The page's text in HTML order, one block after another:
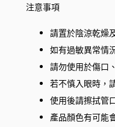
注意事項
請置於陰涼乾燥
如有過敏異常情
請勿使用於傷口
若不慎入眼時，
使用後請擦拭管
產品顏色有可能